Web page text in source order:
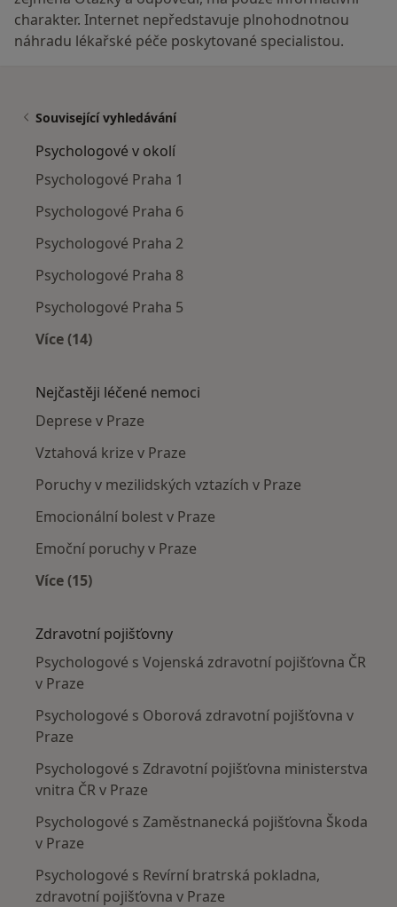
charakter. Internet nepředstavuje plnohodnotnou
náhradu lékařské péče poskytované specialistou.
Související vyhledávání
Psychologové v okolí
Psychologové Praha 1
Psychologové Praha 6
Psychologové Praha 2
Psychologové Praha 8
Psychologové Praha 5
Více (14)
Nejčastěji léčené nemoci
Deprese v Praze
Vztahová krize v Praze
Poruchy v mezilidských vztazích v Praze
Emocionální bolest v Praze
Emoční poruchy v Praze
Více (15)
Zdravotní pojišťovny
Psychologové s Vojenská zdravotní pojišťovna ČR
v Praze
Psychologové s Oborová zdravotní pojišťovna v
Praze
Psychologové s Zdravotní pojišťovna ministerstva
vnitra ČR v Praze
Psychologové s Zaměstnanecká pojišťovna Škoda
v Praze
Psychologové s Revírní bratrská pokladna,
zdravotní pojišťovna v Praze